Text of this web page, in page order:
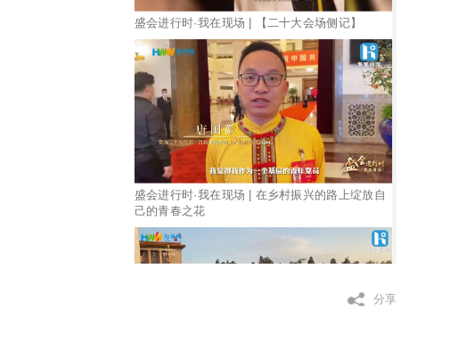
盛会进行时·我在现场 | 【二十大会场侧记】
​盛会进行时·我在现场 | 在乡村振兴的路上绽放自
己的青春之花
分享